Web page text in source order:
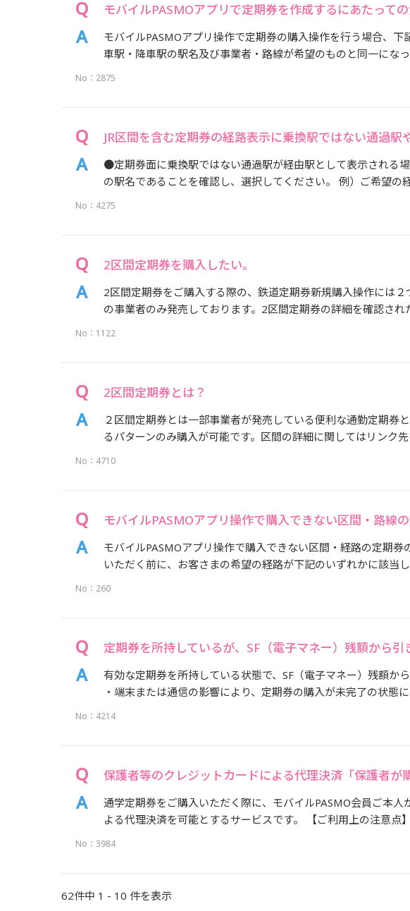
モバイルPASMOアプリで定期券を作成するにあたって
モバイルPASMOアプリ操作で定期券の購入操作を行う場合、
車駅・降車駅の駅名及び事業者・路線が希望のものと同一にな
No：2875
JR区間を含む定期券の経路表示に乗換駅ではない通過駅
●定期券面に乗換駅ではない通過駅が経由駅として表示される
の駅名であることを確認し、選択してください。 例）ご希望の
No：4275
2区間定期券を購入したい。
2区間定期券をご購入する際の、鉄道定期券新規購入操作には
の事業者のみ発売しております。2区間定期券の詳細を確認され
No：1122
2区間定期券とは？
２区間定期券とは一部事業者が発売している便利な通勤定期券
るパターンのみ購入が可能です。区間の詳細に関してはリンク
No：4710
モバイルPASMOアプリ操作で購入できない区間・路線
モバイルPASMOアプリ操作で購入できない区間・経路の定期
いただく前に、お客さまの希望の経路が下記のいずれかに該当
No：260
定期券を所持しているが、SF（電子マネー）残額から引
有効な定期券を所持している状態で、SF（電子マネー）残額か
・端末または通信の影響により、定期券の購入が未完了の状態
No：4214
保護者等のクレジットカードによる代理決済「保護者が
通学定期券をご購入いただく際に、モバイルPASMO会員ご本
よる代理決済を可能とするサービスです。 【ご利用上の注意点
No：3984
62件中 1 - 10 件を表示